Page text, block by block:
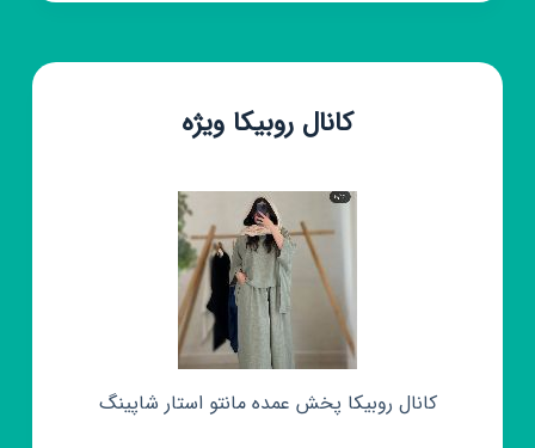
کانال روبیکا ویژه
کانال روبیکا پخش عمده مانتو استار شاپینگ